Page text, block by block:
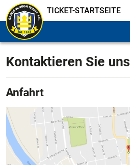
TICKET-STARTSEITE
Kontaktieren Sie uns
Anfahrt